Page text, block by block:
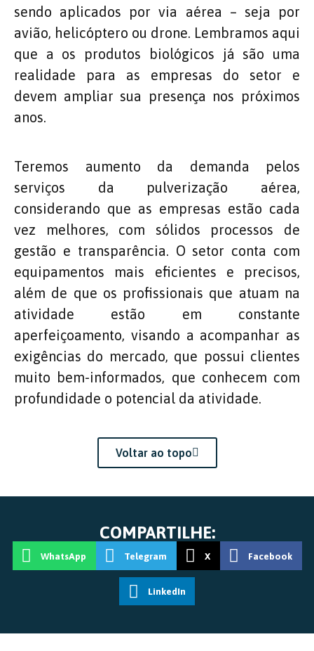
sendo aplicados por via aérea – seja por
avião, helicóptero ou drone. Lembramos aqui
que a os produtos biológicos já são uma
realidade para as empresas do setor e
devem ampliar sua presença nos próximos
anos.
Teremos aumento da demanda pelos
serviços da pulverização aérea,
considerando que as empresas estão cada
vez melhores, com sólidos processos de
gestão e transparência. O setor conta com
equipamentos mais eficientes e precisos,
além de que os profissionais que atuam na
atividade estão em constante
aperfeiçoamento, visando a acompanhar as
exigências do mercado, que possui clientes
muito bem-informados, que conhecem com
profundidade o potencial da atividade.
Voltar ao topo
COMPARTILHE:
WhatsApp Telegram X Facebook
LinkedIn